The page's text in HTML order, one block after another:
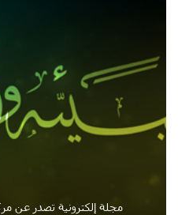
مجلة إلكترونية تصدر عن